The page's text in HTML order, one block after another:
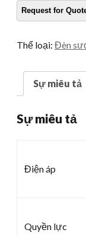
Số
lượng
Thể loại: Đèn
Sự miêu tả
Sự miêu tả
Điện áp
Quyền lực